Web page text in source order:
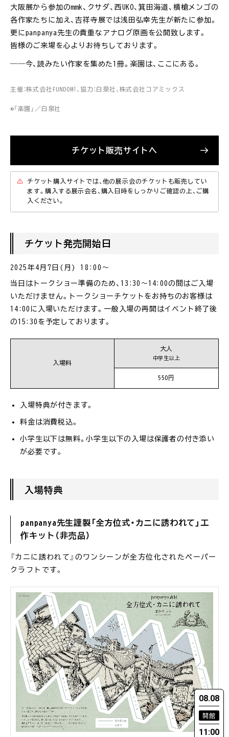
08.08
開館
11:00
大阪展から参加のmmk、クサダ、西UKO、箕田海道、横槍メンゴの
各作家たちに加え、吉祥寺展では浅田弘幸先生が新たに参加。
更にpanpanya先生の貴重なアナログ原画を公開致します。
皆様のご来場を心よりお待ちしております。
――今、読みたい作家を集めた1冊。楽園は、ここにある。
主催：株式会社FUNDOM!、協力：白泉社、株式会社コアミックス
©「楽園」／白泉社
チケット販売サイトへ
チケット購入サイトでは、他の展示会のチケットも販売してい
ます。購入する展示会名、購入日時をしっかりご確認の上、ご購
入ください。
チケット発売開始日
2025年4月7日(月) 18:00〜
当日はトークショー準備のため、13:30〜14:00の間はご入場
いただけません。トークショーチケットをお持ちのお客様は
14:00に入場いただけます。一般入場の再開はイベント終了後
の15:30を予定しております。
入場料
大人
中学生以上
550円
入場特典が付きます。
料金は消費税込。
小学生以下は無料。小学生以下の入場は保護者の付き添い
が必要です。
入場特典
panpanya先生謹製「全方位式・カニに誘われて」工
作キット（非売品）
『カニに誘われて』のワンシーンが全方位化されたペーパー
クラフトです。